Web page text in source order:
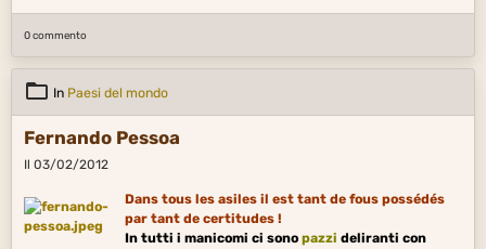
0 commento
In Paesi del mondo
Fernando Pessoa
Il 03/02/2012
Dans tous les asiles il est tant de fous possédés
par tant de certitudes !
In tutti i manicomi ci sono pazzi deliranti con